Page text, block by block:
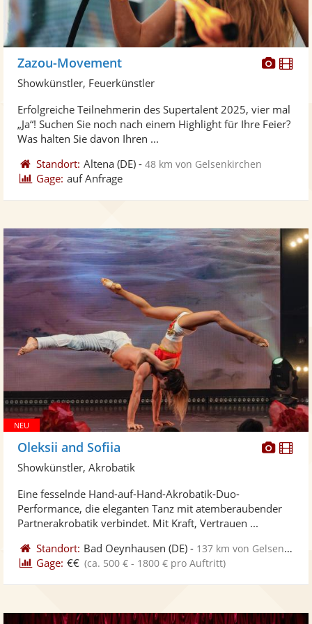
Fotos
Zazou-Movement
Showkünstler, Feuerkünstler
Erfolgreiche Teilnehmerin des Supertalent 2025, vier mal
„Ja“! Suchen Sie noch nach einem Highlight für Ihre Feier?
Was halten Sie davon Ihren ...
Standort: Altena (DE) -48 km von Gelsenkirchen
Gage: auf Anfrage
Oleksii and Sofiia
Showkünstler, Akrobatik
Eine fesselnde Hand-auf-Hand-Akrobatik-Duo-
Performance, die eleganten Tanz mit atemberaubender
Partnerakrobatik verbindet. Mit Kraft, Vertrauen ...
Standort: Bad Oeynhausen (DE) - 137 km von Gelsenkirchen
Gage: €€ (ca. 500 € - 1800 € pro Auftritt)